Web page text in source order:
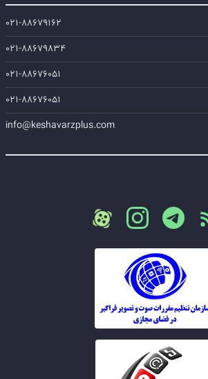
۰۲۱-۸۸۶۷۹۱۶۲
۰۲۱-۸۸۶۷۹۸۳۴
۰۲۱-۸۸۶۷۶۰۵۱
۰۲۱-۸۸۶۷۶۰۵۱
info@keshavarzplus.com